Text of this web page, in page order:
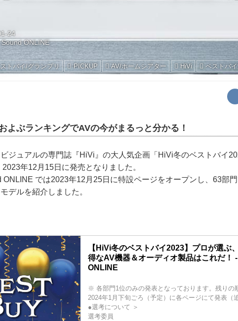
24
ONLINE
トバイ/グランプリ PICKUP AV/ホームシアター HiVi ベストバ
よぶランキングでAVの今がまるっと分かる！
ジュアルの専門誌『HiVi』の大人気企画「HiVi冬のベストバイ
年12月15日に発売となりました。
では2023年12月25日に特設ページをオープンし、63部
デルを紹介しました。
【HiVi冬のベストバイ2023】プロが選ぶ
得なAV機器＆オーディオ製品はこれだ！
ONLINE
※ 各部門1位のみの発表となっております。残りの
2024年1月下旬ごろ（予定）に各ページにて発表（
●選考について ＞
選考委員